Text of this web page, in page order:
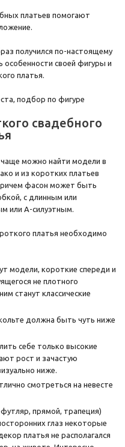
платьев помогают
получился по-настоящему
своей фигуры и
платья.
свадебного
можно найти модели в
и из коротких платьев
фасон может быть
с длинным или
или А-силуэтным.
платья необходимо
модели, короткие спереди и
не плотного
станут классические
должна быть чуть ниже
себе только высокие
рост и зачастую
ниже.
смотреться на невесте
прямой, трапеция)
глаз некоторые
платья не располагался